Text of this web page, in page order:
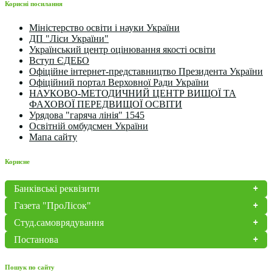
Корисні посилання
Міністерство освіти і науки України
ДП "Ліси України"
Український центр оцінювання якості освіти
Вступ ЄДЕБО
Офіційне інтернет-представництво Президента України
Офіційний портал Верховної Ради України
НАУКОВО-МЕТОДИЧНИЙ ЦЕНТР ВИЩОЇ ТА
ФАХОВОЇ ПЕРЕДВИЩОЇ ОСВІТИ
Урядова "гаряча лінія" 1545
Освітній омбудсмен України
Мапа сайту
Корисне
Банківські реквізити
Газета "ПроЛісок"
Студ.самоврядування
Постанова
Пошук по сайту